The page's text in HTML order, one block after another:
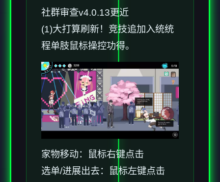
社群审查v4.0.13更近
(1)大打算刷新！竞技追加入统统
程单肢鼠标操控功得。
家物移动：鼠标右键点击
选单/进展出去：鼠标左键点击